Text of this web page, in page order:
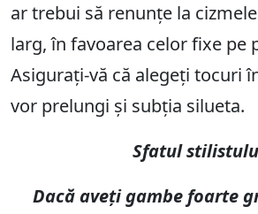
ar trebui să renunțe la
larg, în favoarea celor fixe pe
Asigurați-vă că alegeți tocuri
vor prelungi și subția silueta.
Sfatul
Dacă aveți gambe foarte